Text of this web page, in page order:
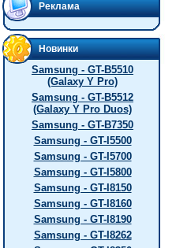
Реклама
Новинки
Samsung - GT-B5510
(Galaxy Y Pro)
Samsung - GT-B5512
(Galaxy Y Pro Duos)
Samsung - GT-B7350
Samsung - GT-I5500
Samsung - GT-I5700
Samsung - GT-I5800
Samsung - GT-I8150
Samsung - GT-I8160
Samsung - GT-I8190
Samsung - GT-I8262